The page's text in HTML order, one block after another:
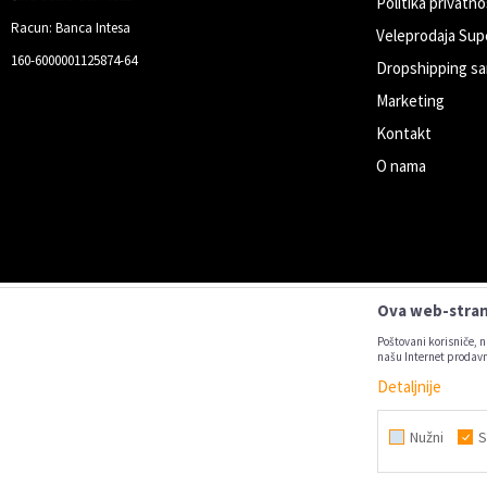
Hrana i
Vikend akcija
Racun: Banca Intesa
160-6000001125874-64
Veleprodaja
Dropshipping
Marketing
Kontakt
O nama
Nastojimo da budemo što
Svi artikli
Ova web-
Poštovani korisniče,
našu Internet
Detaljnije
Nužni